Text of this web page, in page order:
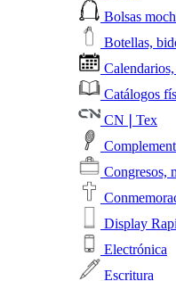
Bolsas
Botellas,
Catálogos
CN❘Tex
Congresos,
Display
Electrónica
Escritura